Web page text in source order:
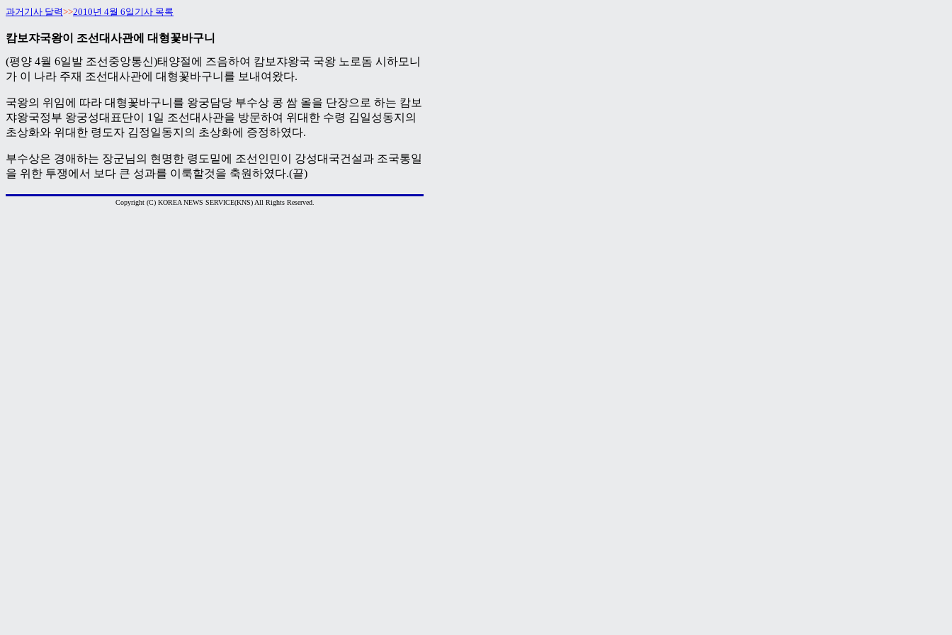
과거기사 달력>>2010년 4월 6일기사 목록
캄보쟈국왕이 조선대사관에 대형꽃바구니
(평양 4월 6일발 조선중앙통신)태양절에 즈음하여 캄보쟈왕국 국왕 노로돔 시하모니
가 이 나라 주재 조선대사관에 대형꽃바구니를 보내여왔다.
국왕의 위임에 따라 대형꽃바구니를 왕궁담당 부수상 콩 쌈 올을 단장으로 하는 캄보
쟈왕국정부 왕궁성대표단이 1일 조선대사관을 방문하여 위대한 수령 김일성동지의
초상화와 위대한 령도자 김정일동지의 초상화에 증정하였다.
부수상은 경애하는 장군님의 현명한 령도밑에 조선인민이 강성대국건설과 조국통일
을 위한 투쟁에서 보다 큰 성과를 이룩할것을 축원하였다.(끝)
Copyright (C) KOREA NEWS SERVICE(KNS) All Rights Reserved.